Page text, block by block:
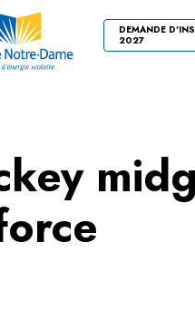
DEMANDE
2027